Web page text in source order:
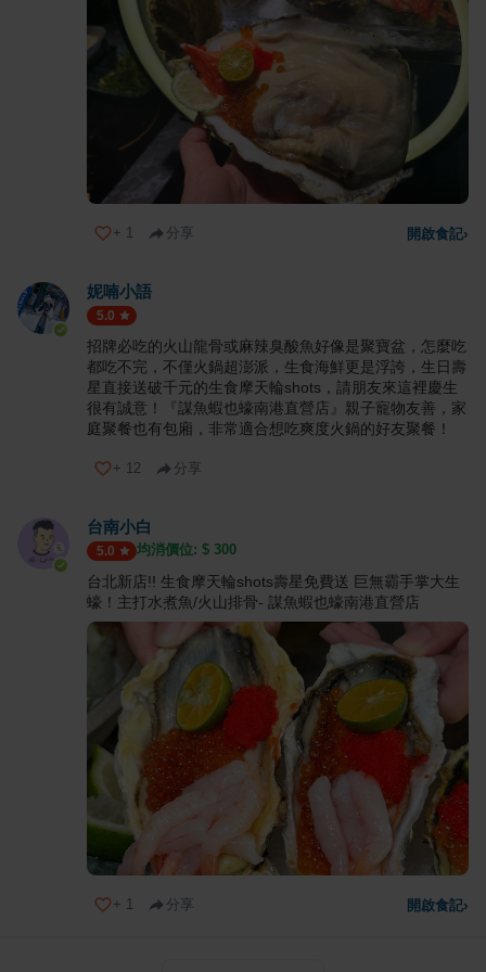
+ 1 分享 開啟食記›
妮喃小語
5.0
招牌必吃的火山龍骨或麻辣臭酸魚好像是聚寶盆，怎麼吃
都吃不完，不僅火鍋超澎派，生食海鮮更是浮誇，生日壽
星直接送破千元的生食摩天輪shots，請朋友來這裡慶生
很有誠意！『謀魚蝦也蠔南港直營店』親子寵物友善，家
庭聚餐也有包廂，非常適合想吃爽度火鍋的好友聚餐！
+ 12 分享
台南小白
5.0 均消價位: $ 300
台北新店!! 生食摩天輪shots壽星免費送 巨無霸手掌大生
蠔！主打水煮魚/火山排骨- 謀魚蝦也蠔南港直營店
+ 1 分享 開啟食記›